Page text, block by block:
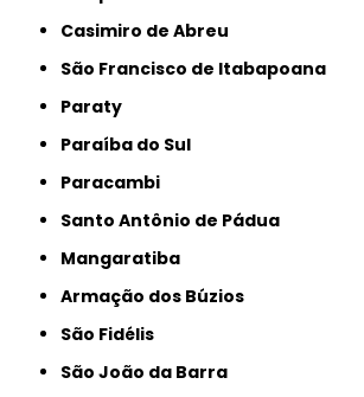
Casimiro de Abreu
São Francisco de Itabapoana
Paraty
Paraíba do Sul
Paracambi
Santo Antônio de Pádua
Mangaratiba
Armação dos Búzios
São Fidélis
São João da Barra